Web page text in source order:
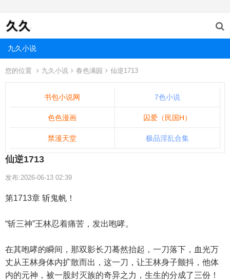
九久小说
您的位置 九久小说 春色满园 仙逆1713
书包小说网 7色小说
色色漫画 囚爱（民国H）
禁漫天堂 极品淫乱合集
仙逆1713
发布:2026-06-13 02:39
第1713章 斩鬼帆！
“斩三神”王林忍着痛苦，发出咆哮。
在其咆哮的瞬间，那双影长刀蓦然抬起，一刀落下，血光万
丈从王林身体内扩散而出，这一刀，让王林身子颤抖，他体
内的元神，被一股封灭族的奇异之力，生生的分成了三份！